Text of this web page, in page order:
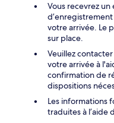
Vous recevrez
votre arrivée. Le
sur place.
Veuillez
votre arrivée à
confirmation de
dispositions
Les informations
traduites à l’aide